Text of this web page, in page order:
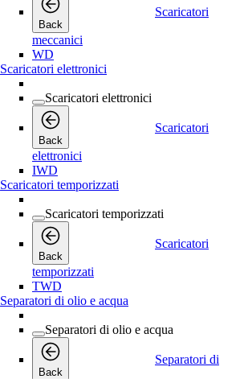
Back
Scaricatori
meccanici
WD
Scaricatori elettronici
Scaricatori elettronici
Back
Scaricatori
elettronici
IWD
Scaricatori temporizzati
Scaricatori temporizzati
Back
Scaricatori
temporizzati
TWD
Separatori di olio e acqua
Separatori di olio e acqua
Back
Separatori di